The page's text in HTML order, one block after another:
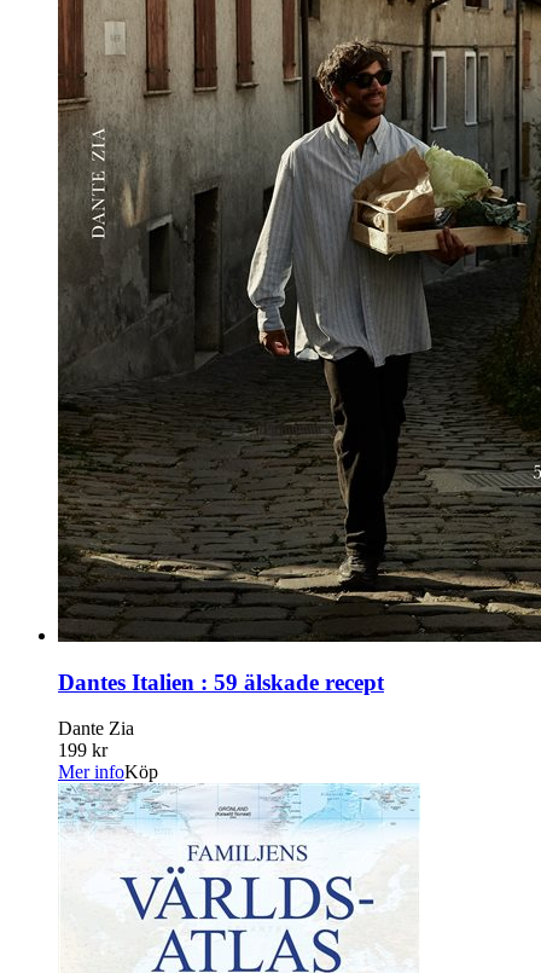
Dantes Italien : 59 älskade recept
Dante Zia
199 kr
Mer infoKöp